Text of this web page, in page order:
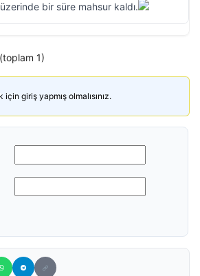
bir süre mahsur kaldı.
1)
giriş yapmış olmalısınız.